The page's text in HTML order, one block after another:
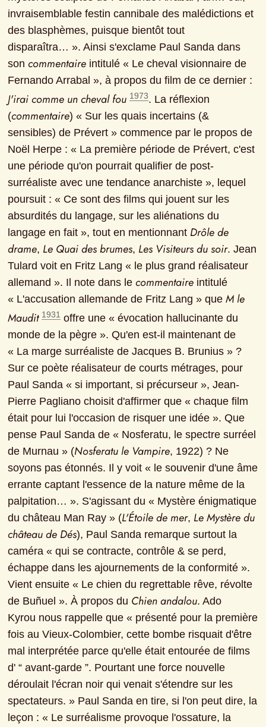
invraisemblable festin cannibale des malédictions et
des blasphèmes, puisque bientôt tout
disparaîtra… ». Ainsi s'exclame Paul Sanda dans
son commentaire intitulé « Le cheval visionnaire de
J'irai comme un cheval fou 1973. La réflexion
(commentaire) « Sur les quais incertains (&
sensibles) de Prévert » commence par le propos de
Noël Herpe : « La première période de Prévert, c'est
une période qu'on pourrait qualifier de post-
surréaliste avec une tendance anarchiste », lequel
poursuit : « Ce sont des films qui jouent sur les
absurdités du langage, sur les aliénations du
langage en fait », tout en mentionnant Drôle de
drame, Le Quai des brumes, Les Visiteurs du soir. Jean
Tulard voit en Fritz Lang « le plus grand réalisateur
allemand ». Il note dans le commentaire intitulé
« L'accusation allemande de Fritz Lang » que M le
Maudit 1931 offre une « évocation hallucinante du
monde de la pègre ». Qu'en est-il maintenant de
« La marge surréaliste de Jacques B. Brunius » ?
Sur ce poète réalisateur de courts métrages, pour
Paul Sanda « si important, si précurseur », Jean-
Pierre Pagliano choisit d'affirmer que « chaque film
était pour lui l'occasion de risquer une idée ». Que
pense Paul Sanda de « Nosferatu, le spectre surréel
de Murnau » (Nosferatu le Vampire, 1922) ? Ne
soyons pas étonnés. Il y voit « le souvenir d'une âme
errante captant l'essence de la nature même de la
palpitation… ». S'agissant du « Mystère énigmatique
du château Man Ray » (L'Étoile de mer, Le Mystère du
château de Dés), Paul Sanda remarque surtout la
caméra « qui se contracte, contrôle & se perd,
échappe dans les ajournements de la conformité ».
Vient ensuite « Le chien du regrettable rêve, révolte
de Buñuel ». À propos du Chien andalou. Ado
Kyrou nous rappelle que « présenté pour la première
fois au Vieux-Colombier, cette bombe risquait d'être
mal interprétée parce qu'elle était entourée de films
d' “ avant-garde ”. Pourtant une force nouvelle
déroulait l'écran noir qui venait s'étendre sur les
spectateurs. » Paul Sanda en tire, si l'on peut dire, la
leçon : « Le surréalisme provoque l'ossature, la